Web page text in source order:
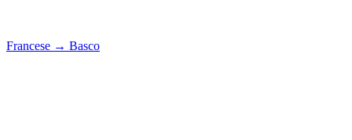
Francese → Basco